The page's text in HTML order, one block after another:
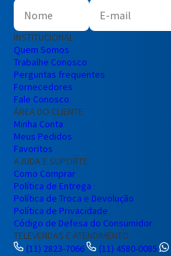
INSTITUCIONAL
Quem Somos
Trabalhe Conosco
Perguntas frequentes
Fornecedores
Fale Conosco
ÁREA DO CLIENTE
Minha Conta
Meus Pedidos
Favoritos
AJUDA E SUPORTE
Como Comprar
Política de Entrega
Política de Troca e Devolução
Política de Privacidade
Código de Defesa do Consumidor
TELEVENDAS E ATENDIMENTO
(11) 2823-7066
(11) 4580-0085